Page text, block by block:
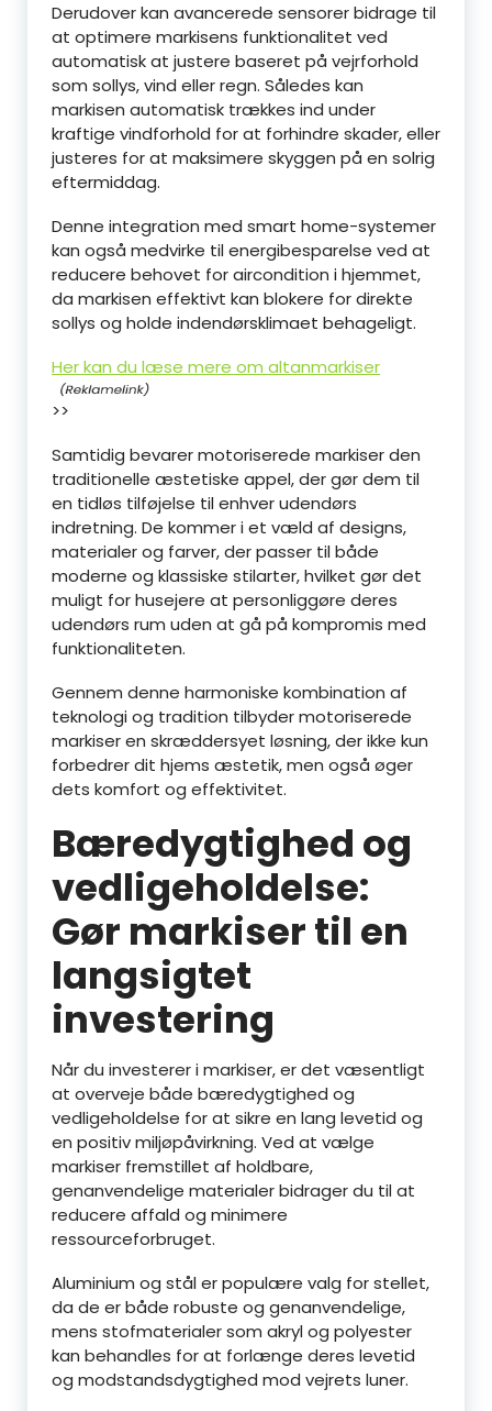
Derudover kan avancerede sensorer bidrage til
at optimere markisens funktionalitet ved
automatisk at justere baseret på vejrforhold
som sollys, vind eller regn. Således kan
markisen automatisk trækkes ind under
kraftige vindforhold for at forhindre skader, eller
justeres for at maksimere skyggen på en solrig
eftermiddag.
Denne integration med smart home-systemer
kan også medvirke til energibesparelse ved at
reducere behovet for aircondition i hjemmet,
da markisen effektivt kan blokere for direkte
sollys og holde indendørsklimaet behageligt.
Her kan du læse mere om altanmarkiser
>>
Samtidig bevarer motoriserede markiser den
traditionelle æstetiske appel, der gør dem til
en tidløs tilføjelse til enhver udendørs
indretning. De kommer i et væld af designs,
materialer og farver, der passer til både
moderne og klassiske stilarter, hvilket gør det
muligt for husejere at personliggøre deres
udendørs rum uden at gå på kompromis med
funktionaliteten.
Gennem denne harmoniske kombination af
teknologi og tradition tilbyder motoriserede
markiser en skræddersyet løsning, der ikke kun
forbedrer dit hjems æstetik, men også øger
dets komfort og effektivitet.
Bæredygtighed og
vedligeholdelse:
Gør markiser til en
langsigtet
investering
Når du investerer i markiser, er det væsentligt
at overveje både bæredygtighed og
vedligeholdelse for at sikre en lang levetid og
en positiv miljøpåvirkning. Ved at vælge
markiser fremstillet af holdbare,
genanvendelige materialer bidrager du til at
reducere affald og minimere
ressourceforbruget.
Aluminium og stål er populære valg for stellet,
da de er både robuste og genanvendelige,
mens stofmaterialer som akryl og polyester
kan behandles for at forlænge deres levetid
og modstandsdygtighed mod vejrets luner.